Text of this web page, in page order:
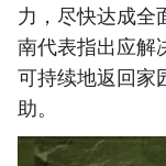
力，尽快达成全
南代表指出应解
可持续地返回家
助。